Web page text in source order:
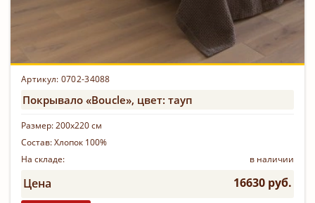
Артикул: 0702-34088
Покрывало «Boucle», цвет: тауп
Размер:200х220 см
Состав:Хлопок 100%
На складе:
в наличии
Цена 16630 руб.